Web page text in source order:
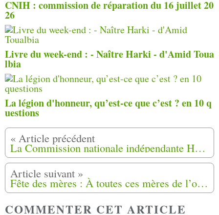
CNIH : commission de réparation du 16 juillet 20
26
Livre du week-end : - Naître Harki - d'Amid Toua
lbia
La légion d'honneur, qu’est-ce que c’est ? en 10 q
uestions
La Commission nationale indépendante Harkis (CNIH) s'est réunie en séance plénière de réparations le 15 mai 2025
Fête des mères : À toutes ces mères de l’ombre, reines sans couronne, ce poème vous est dédié.
COMMENTER CET ARTICLE